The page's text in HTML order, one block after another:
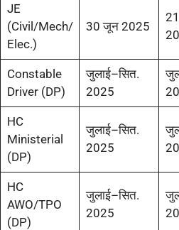
JE
(Civil/Mech/
Elec.)
30 जून 2025
Constable
Driver (DP)
जुलाई–सित.
2025
HC
Ministerial
(DP)
जुलाई–सित.
2025
HC
AWO/TPO
(DP)
जुलाई–सित.
2025